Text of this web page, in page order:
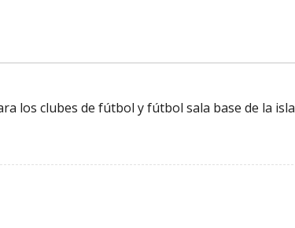
los clubes de fútbol y fútbol sala base de la isla